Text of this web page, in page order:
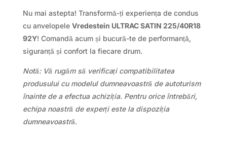
Nu mai astepta! Transformă-ți experiența de condus
cu anvelopele Vredestein ULTRAC SATIN 225/40R18
92Y! Comandă acum și bucură-te de performanță,
siguranță și confort la fiecare drum.
Notă: Vă rugăm să verificați compatibilitatea
produsului cu modelul dumneavoastră de autoturism
înainte de a efectua achiziția. Pentru orice întrebări,
echipa noastră de experți este la dispoziția
dumneavoastră.